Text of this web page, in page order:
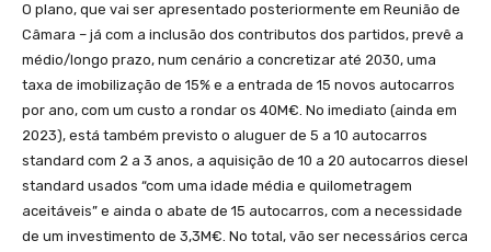
O plano, que vai ser apresentado posteriormente em Reunião de
Câmara – já com a inclusão dos contributos dos partidos, prevê a
médio/longo prazo, num cenário a concretizar até 2030, uma
taxa de imobilização de 15% e a entrada de 15 novos autocarros
por ano, com um custo a rondar os 40M€. No imediato (ainda em
2023), está também previsto o aluguer de 5 a 10 autocarros
standard com 2 a 3 anos, a aquisição de 10 a 20 autocarros diesel
standard usados “com uma idade média e quilometragem
aceitáveis” e ainda o abate de 15 autocarros, com a necessidade
de um investimento de 3,3M€. No total, vão ser necessários cerca